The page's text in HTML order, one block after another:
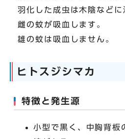
羽化した成虫は木陰など
雌の蚊が吸血します。
雄の蚊は吸血しません。
ヒトスジシマカ
特徴と発生源
小型で黒く、中胸背板